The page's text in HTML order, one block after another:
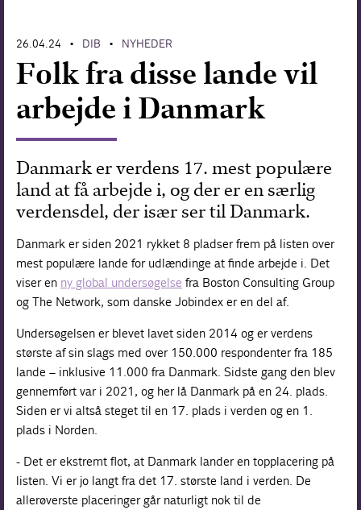
26.04.24 • DIB • NYHEDER
Folk fra disse lande vil
arbejde i Danmark
Danmark er verdens 17. mest populære
land at få arbejde i, og der er en særlig
verdensdel, der især ser til Danmark.
Danmark er siden 2021 rykket 8 pladser frem på listen over
mest populære lande for udlændinge at finde arbejde i. Det
viser en ny global undersøgelse fra Boston Consulting Group
og The Network, som danske Jobindex er en del af.
Undersøgelsen er blevet lavet siden 2014 og er verdens
største af sin slags med over 150.000 respondenter fra 185
lande – inklusive 11.000 fra Danmark. Sidste gang den blev
gennemført var i 2021, og her lå Danmark på en 24. plads.
Siden er vi altså steget til en 17. plads i verden og en 1.
plads i Norden.
- Det er ekstremt flot, at Danmark lander en topplacering på
listen. Vi er jo langt fra det 17. største land i verden. De
allerøverste placeringer går naturligt nok til de